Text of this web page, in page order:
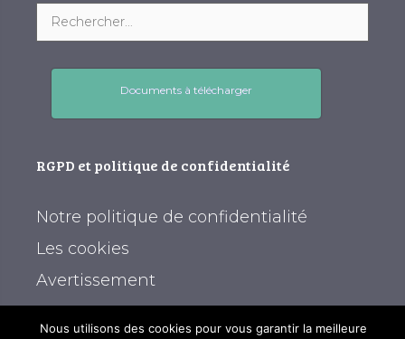
Documents à télécharger
RGPD et politique de confidentialité
Notre politique de confidentialité
Les cookies
Avertissement
Nous utilisons des cookies pour vous garantir la meilleure